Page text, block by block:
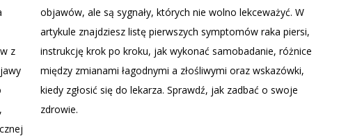
z
objawów, ale są sygnały, których nie wolno lekceważyć. W
artykule znajdziesz listę pierwszych symptomów raka piersi,
instrukcję krok po kroku, jak wykonać samobadanie, różnice
między zmianami łagodnymi a złośliwymi oraz wskazówki,
kiedy zgłosić się do lekarza. Sprawdź, jak zadbać o swoje
zdrowie.